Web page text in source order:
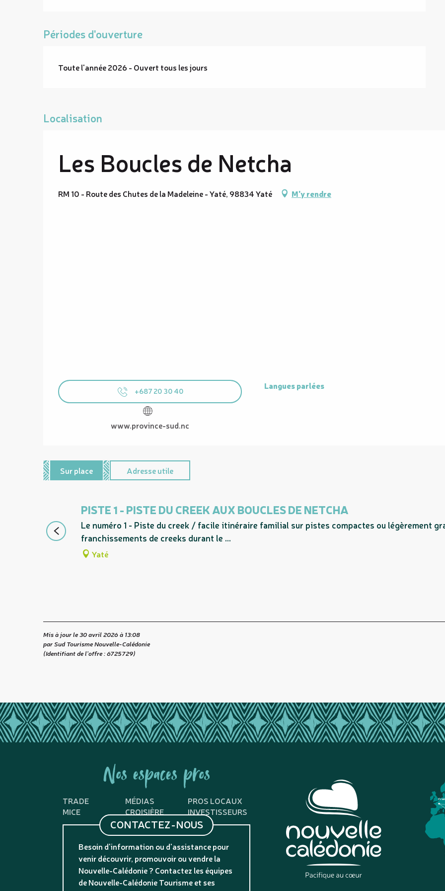
Périodes d'ouverture
Toute l'année 2026 - Ouvert tous les jours
Localisation
Les Boucles de Netcha
RM 10 - Route des Chutes de la Madeleine - Yaté, 98834 Yaté M'y rendre
+687 20 30 40
www.province-sud.nc
Langues parlées
Langues parlées
Sur place Adresse utile
PISTE 1 - PISTE DU CREEK AUX BOUCLES DE NETCHA
Le numéro 1 - Piste du creek / facile itinéraire familial sur pistes compactes ou légèrement
franchissements de creeks durant le ...
Yaté
Mis à jour le 30 avril 2026 à 13:08
par Sud Tourisme Nouvelle-Calédonie
(Identifiant de l'offre :6725729)
Nos espaces pros
TRADE MÉDIAS
PROS LOCAUX
MICE
CROISIÈRE INVESTISSEURS
CONTACTEZ-NOUS
Besoin d'information ou d'assistance pour
venir découvrir, promouvoir ou vendre la
Nouvelle-Calédonie ? Contactez les équipes
de Nouvelle-Calédonie Tourisme et ses